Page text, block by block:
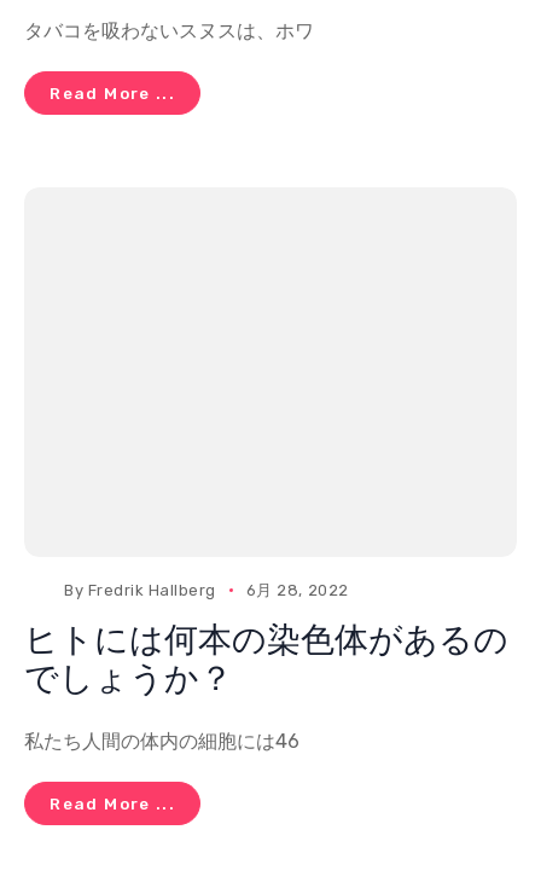
タバコを吸わないスヌスは、ホワ
Read More ...
By Fredrik Hallberg 6月 28, 2022
ヒトには何本の染色体があるの
でしょうか？
私たち人間の体内の細胞には46
Read More ...